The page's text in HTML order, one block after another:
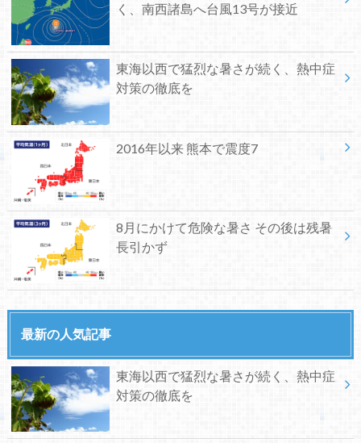
く、南西諸島へ台風13号が接近
東海以西で猛烈な暑さが続く、熱中症
対策の徹底を
2016年以来 熊本で震度7
8月にかけて危険な暑さ その後は残暑
長引かず
最新の人気記事
東海以西で猛烈な暑さが続く、熱中症
対策の徹底を